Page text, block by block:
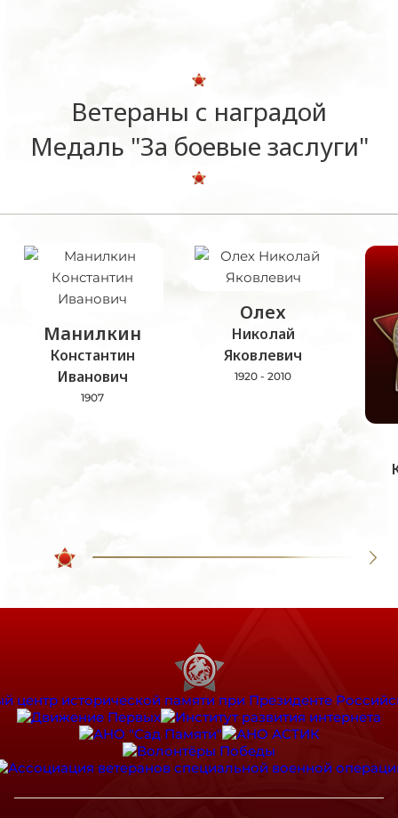
Ветераны с наградой
Медаль "За боевые заслуги"
Манилкин
Константин
Иванович
1907
Олех
Николай
Яковлевич
1920 - 2010